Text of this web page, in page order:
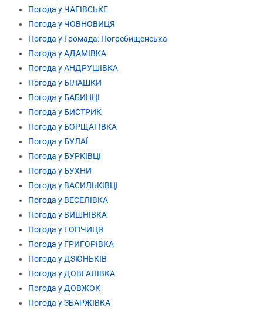
Погода у ЧАГІВСЬКЕ
Погода у ЧОВНОВИЦЯ
Погода у Громада: Погребищенська
Погода у АДАМІВКА
Погода у АНДРУШІВКА
Погода у БІЛАШКИ
Погода у БАБИНЦІ
Погода у БИСТРИК
Погода у БОРЩАГІВКА
Погода у БУЛАЇ
Погода у БУРКІВЦІ
Погода у БУХНИ
Погода у ВАСИЛЬКІВЦІ
Погода у ВЕСЕЛІВКА
Погода у ВИШНІВКА
Погода у ГОПЧИЦЯ
Погода у ГРИГОРІВКА
Погода у ДЗЮНЬКІВ
Погода у ДОВГАЛІВКА
Погода у ДОВЖОК
Погода у ЗБАРЖІВКА